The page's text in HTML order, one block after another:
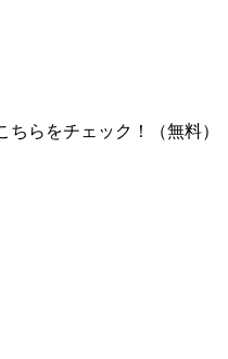
らをチェック！（無料）